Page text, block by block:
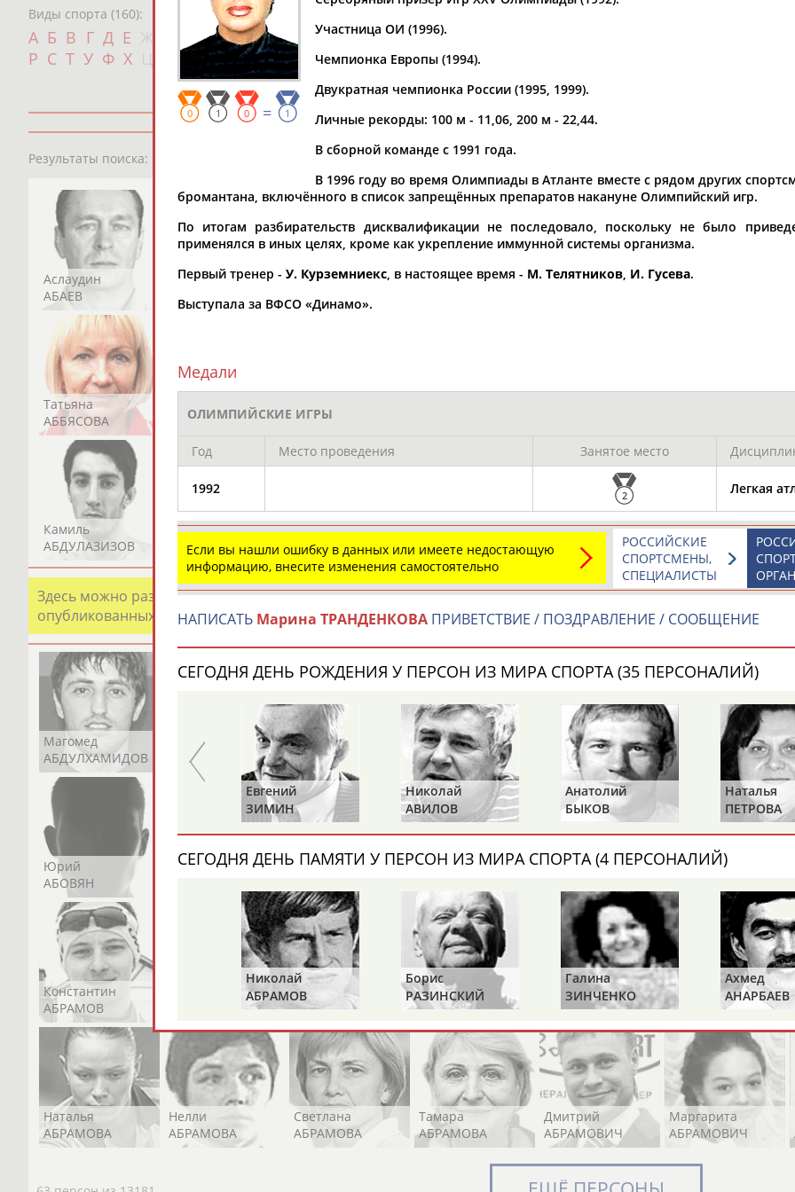
Виды спорта (160):
А Б В Г Д Е К Л М Н О
П
Р С Т У Ф Х Ш Щ Э Ю Я
Дата рождения
мм
Результаты поиска:
Аслаудин
АБАЕВ
Елена
Мария
Юлия
Дмитрий
Тамилла
Татьяна
АББЯСОВА
АБДИКАРИМОВА
АБДРАХМАНОВ
Камиль
АБДУЛАЗИЗОВ
Загалав
АБДУЛБЕКОВ
Камалудин
АБДУЛДАУДОВ
Абдула
АБДУЛЖАЛИЛОВ
Магомед
АБДУЛКАГИРОВ
Назир
АБДУЛЛАЕВ
Здесь можно разместить информацию о хорошо известном спортсмене, тренере, специалисте или
опубликованных записях. Страна должна знать своих героев! Герои спорта - это одни из главных патриотов
Магомед
АБДУЛХАМИДОВ
Шамиль
АБДУРАХМАНОВ
Адлан
АБДУРАШИДОВ
Рустам
АБДУРАШИДОВ
Магомед
АБДУСАЛАМОВ
Нурлан
АБДЫКАЛЫКОВ
Юрий
АБОВЯН
Никита
Виктор
Элизабет
Захария
Александр
Константин
АБРАМОВ
Николай
АБРАМОВ
Павел
АБРАМОВ
Дарья
АБРАМОВА
Екатерина
АБРАМОВА
Наталья
АБРАМОВА
Нелли
АБРАМОВА
Светлана
АБРАМОВА
Тамара
АБРАМОВА
Дмитрий
АБРАМОВИЧ
Маргарита
АБРАМОВИЧ
0 1 0 = 1
Участница ОИ (1996).
Чемпионка Европы (1994).
Двукратная чемпионка России (1995, 1999).
Личные рекорды: 100 м - 11,06, 200 м - 22,44.
В сборной команде с 1991 года.
В 1996 году во время Олимпиады в Атланте вместе с рядом других
бромантана, включённого в список запрещённых препаратов накануне Олимпийский игр.
По итогам разбирательств дисквалификации не последовало, поскольку не было
применялся в иных целях, кроме как укрепление иммунной системы организма.
Первый тренер - У. Курземниекс , в настоящее время - М. Телятников И. Гусева.
Выступала за ВФСО «Динамо».
Медали
ОЛИМПИЙСКИЕ ИГРЫ
Год Место проведения Занятое место
1992 2 Легкая
Если вы нашли ошибку в данных или имеете недостающую
информацию, внесите изменения самостоятельно
РОССИЙСКИЕ
СПОРТСМЕНЫ,
СПЕЦИАЛИСТЫ
НАПИСАТЬ Марина ТРАНДЕНКОВА ПРИВЕТСТВИЕ / ПОЗДРАВЛЕНИЕ / СООБЩЕНИЕ
СЕГОДНЯ ДЕНЬ РОЖДЕНИЯ У ПЕРСОН ИЗ МИРА СПОРТА (35 ПЕРСОНАЛИЙ)
СТАНКОВИЧ
Евгений
ЗИМИН
Николай
АВИЛОВ
Анатолий
БЫКОВ
Наталья
ПЕТРОВА
СЕГОДНЯ ДЕНЬ ПАМЯТИ У ПЕРСОН ИЗ МИРА СПОРТА (4 ПЕРСОНАЛИЙ)
Николай
АБРАМОВ
Борис
РАЗИНСКИЙ
Галина
ЗИНЧЕНКО
Ахмед
АНАРБАЕВ